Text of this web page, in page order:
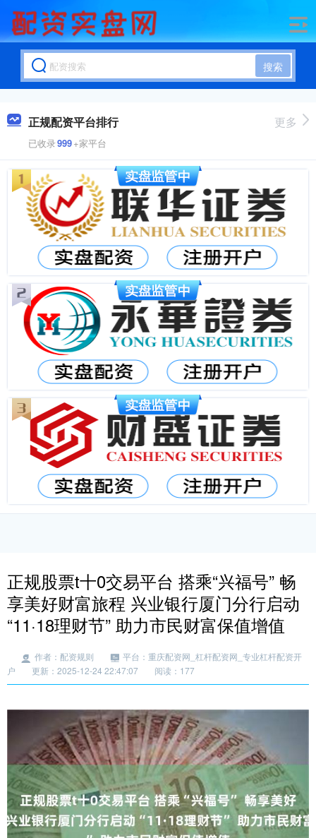
搜索
正规配资平台排行
已收录999+家平台
更多
正规股票t十0交易平台 搭乘“兴福号” 畅
享美好财富旅程 兴业银行厦门分行启动
“11·18理财节” 助力市民财富保值增值
作者：配资规则
平台：重庆配资网_杠杆配资网_专业杠杆配资开
户
更新：2025-12-24 22:47:07 阅读：177